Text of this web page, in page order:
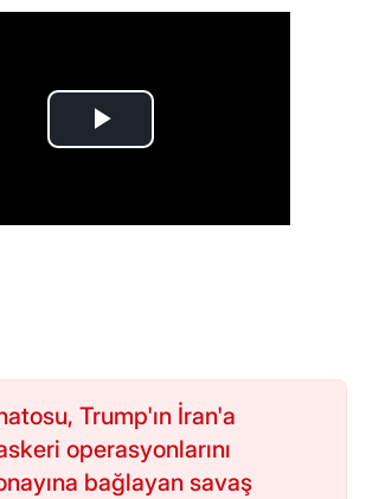
Trump'ın İran'a
operasyonlarını
bağlayan savaş